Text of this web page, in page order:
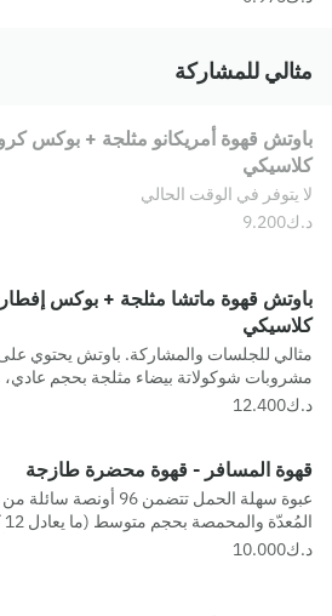
مثالي للمشاركة
باوتش قهوة أمريكانو مثلجة + بوكس
كلاسيكي
لا يتوفر في الوقت الحالي
باوتش قهوة ماتشا مثلجة + بوكس إفطار
كلاسيكي
مشروبات شوكولاتة بيضاء مثلجة بحجم عادي،
من كرواسان بالديك الرومي والجبنة وبرتزل
قهوة المسافر - قهوة محضرة طازجة
عبوة سهلة الحمل تتضمن 96 أونصة
صغير) - وهي خيار مثالي للجمعات أو النزهات